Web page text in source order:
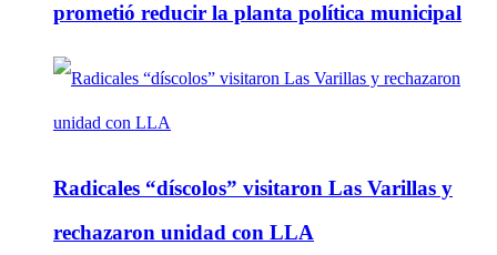
prometió reducir la planta política municipal
Radicales “díscolos” visitaron Las Varillas y
rechazaron unidad con LLA